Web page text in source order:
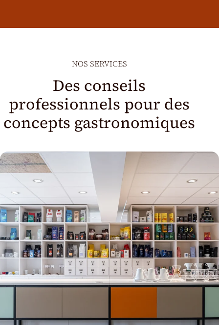
NOS SERVICES
Des conseils
professionnels pour des
concepts gastronomiques